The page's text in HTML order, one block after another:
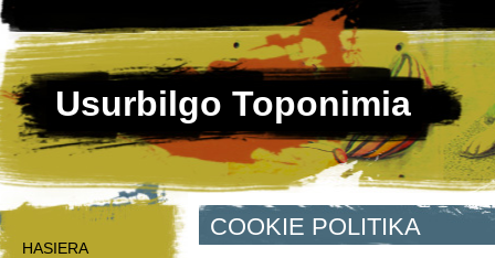
Usurbilgo Toponimia
HASIERA
COOKIE POLITIKA